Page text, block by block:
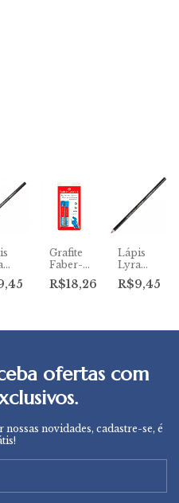
Grafite
Faber-
Castell
0.7 2B
R$18,26
Lápis
Lyra
Rembrandt
Carbono
R$9,45
ofertas com
novidades, cadastre-se, é